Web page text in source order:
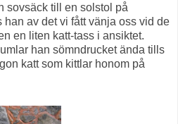
sovsäck till en solstol på
han av det vi fått vänja oss vid de
en liten katt-tass i ansiktet.
han sömndrucket ända tills
katt som kittlar honom på